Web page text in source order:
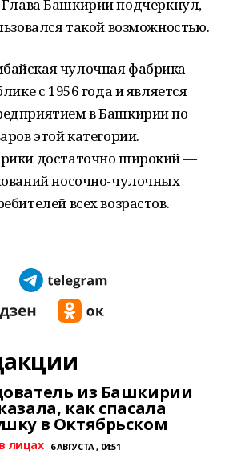
Башкирии подчеркнул,
такой возможностью.
чулочная фабрика
с 1956 года и является
в Башкирии по
этой категории.
достаточно широкий —
носочно-чулочных
всех возрастов.
из Башкирии
как спасала
в Октябрьском
лицах 6 АВГУСТА , 04:51